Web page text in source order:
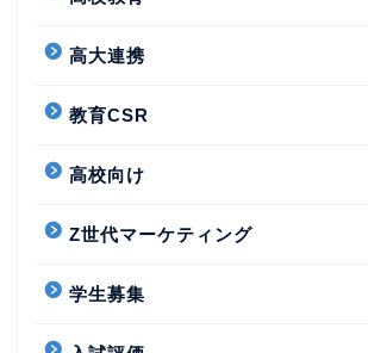
高大連携
教育CSR
高校向け
Z世代マーケティング
学生募集